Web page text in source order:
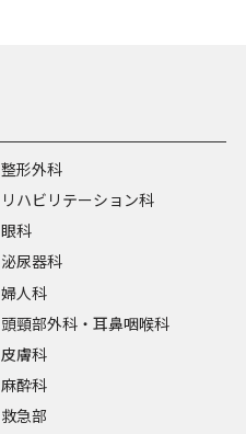
整形外科
リハビリテーション科
眼科
泌尿器科
婦人科
頭頸部外科・耳鼻咽喉科
皮膚科
麻酔科
救急部